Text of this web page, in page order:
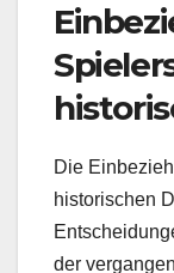
Die
historischen
der